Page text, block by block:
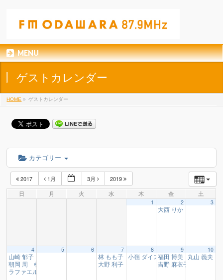
MENU
ゲストカレンダー
HOME » ゲストカレンダー
カテゴリー
2017 1月 3月
2019
日
月 火 水 木 金 土
1 2
大西 りか 様
3
4
山崎 郁子 様（朗読フレディ） 10:10
朝岡 周 様（サックスプレイヤー）14:35
ラファエル・モイセ・エレディア 様（パーカッショニスト）
5 6 7
林 もも子 様、marina 様10:00
大野 利子 様（女神ヶ丘ガーデン）
8
小嶺 ダイスケ 様（シンガーソン
9
福田 博美 様（NPO法
吉野 麻衣子 様
10
丸山 義夫